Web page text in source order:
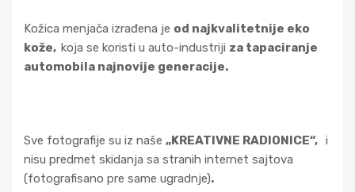
Kožica menjača izrađena je od najkvalitetnije eko
kože, koja se koristi u auto-industriji za tapaciranje
automobila najnovije generacije.
Sve fotografije su iz naše „KREATIVNE RADIONICE“, i
nisu predmet skidanja sa stranih internet sajtova
(fotografisano pre same ugradnje).